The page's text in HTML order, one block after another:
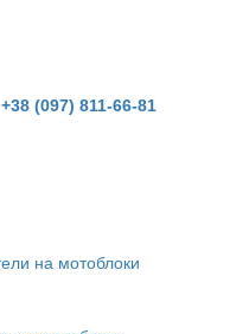
+38 (097) 811-66-81